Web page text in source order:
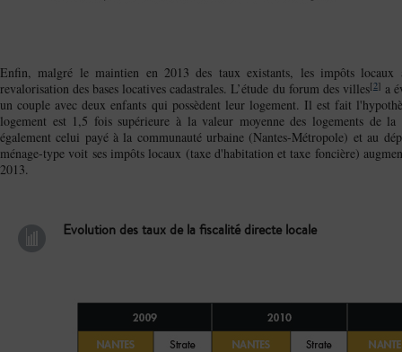
Enfin, malgré le maintien en 2013 des taux existants, les impôts
revalorisation des bases locatives cadastrales. L’étude du forum des villes[2] a
un couple avec deux enfants qui possèdent leur logement. Il est fait
logement est 1,5 fois supérieure à la valeur moyenne des logements de
également celui payé à la communauté urbaine (Nantes-Métropole) et au
ménage-type voit ses impôts locaux (taxe d'habitation et taxe foncière)
2013.
Evolution des taux de la fiscalité directe locale